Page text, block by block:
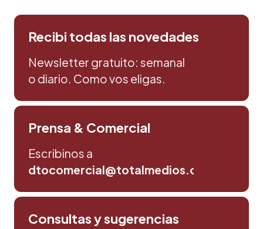
Recibi todas las novedades
Newsletter gratuito: semanal
o diario. Como vos eligas.
Prensa & Comercial
Escribinos a
dtocomercial@totalmedios.com
Consultas y sugerencias